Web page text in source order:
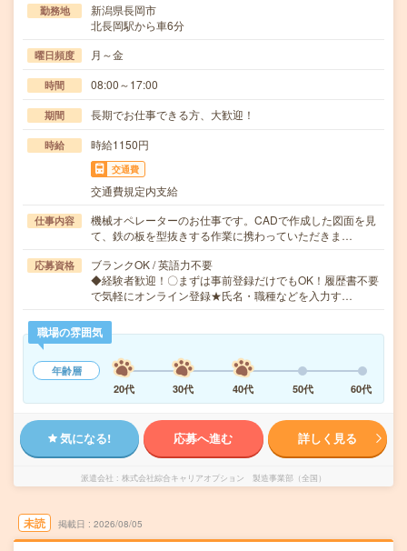
勤務地
新潟県長岡市
北長岡駅から車6分
曜日頻度 月～金
時間 08:00～17:00
期間 長期でお仕事できる方、大歓迎！
時給 時給1150円
交通費
交通費規定内支給
仕事内容
機械オペレーターのお仕事です。CADで作成した図面を見
て、鉄の板を型抜きする作業に携わっていただきま…
応募資格
ブランクOK / 英語力不要
◆経験者歓迎！〇まずは事前登録だけでもOK！履歴書不要
で気軽にオンライン登録★氏名・職種などを入力す…
職場の雰囲気
年齢層
20代
30代 40代 50代 60代
気になる! 応募へ進む 詳しく見る
派遣会社 株式会社綜合キャリアオプション 製造事業部（全国）
未読 掲載日 2026/08/05